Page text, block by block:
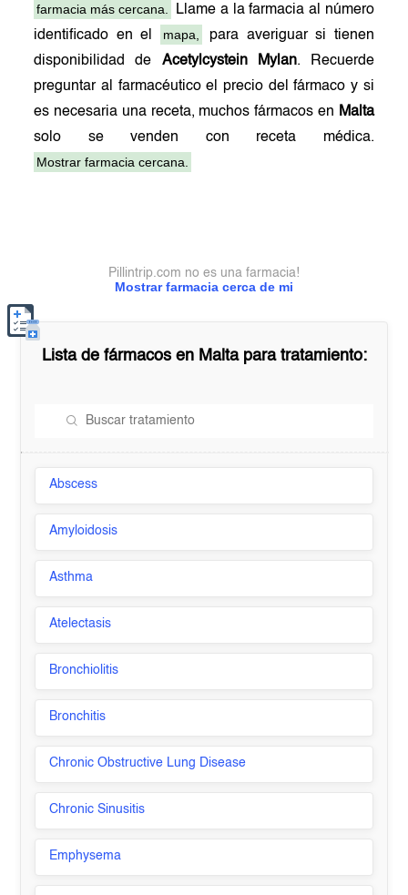
farmacia más cercana.
Llame a la farmacia al número
identificado en el
mapa,
para averiguar si tienen
disponibilidad de Acetylcystein Mylan. Recuerde
preguntar al farmacéutico el precio del fármaco y si
es necesaria una receta, muchos fármacos en Malta
solo se venden con receta médica.
Mostrar farmacia cercana.
Mostrar farmacia cerca de mi
Pillintrip.com no es una farmacia!
Lista de fármacos en Maltapara tratamiento:
Abscess
Amyloidosis
Asthma
Atelectasis
Bronchiolitis
Bronchitis
Chronic Obstructive Lung Disease
Chronic Sinusitis
Emphysema